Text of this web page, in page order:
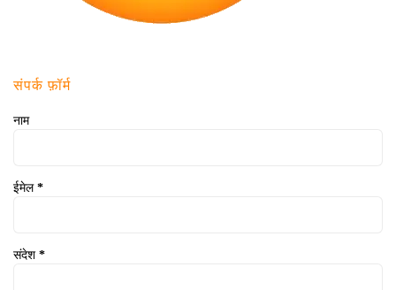
संपर्क फ़ॉर्म
नाम
ईमेल *
संदेश *